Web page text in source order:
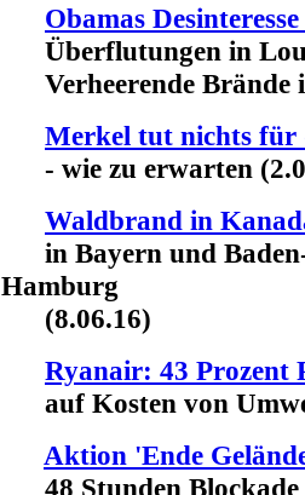
Obamas
Überflutungen in
Verheerende Brände
Merkel tut nichts für
- wie zu erwarten
Waldbrand in
in Bayern und
Hamburg
(8.06.16)
Ryanair: 43 Prozent
auf Kosten von
Aktion 'Ende
48 Stunden Blockade